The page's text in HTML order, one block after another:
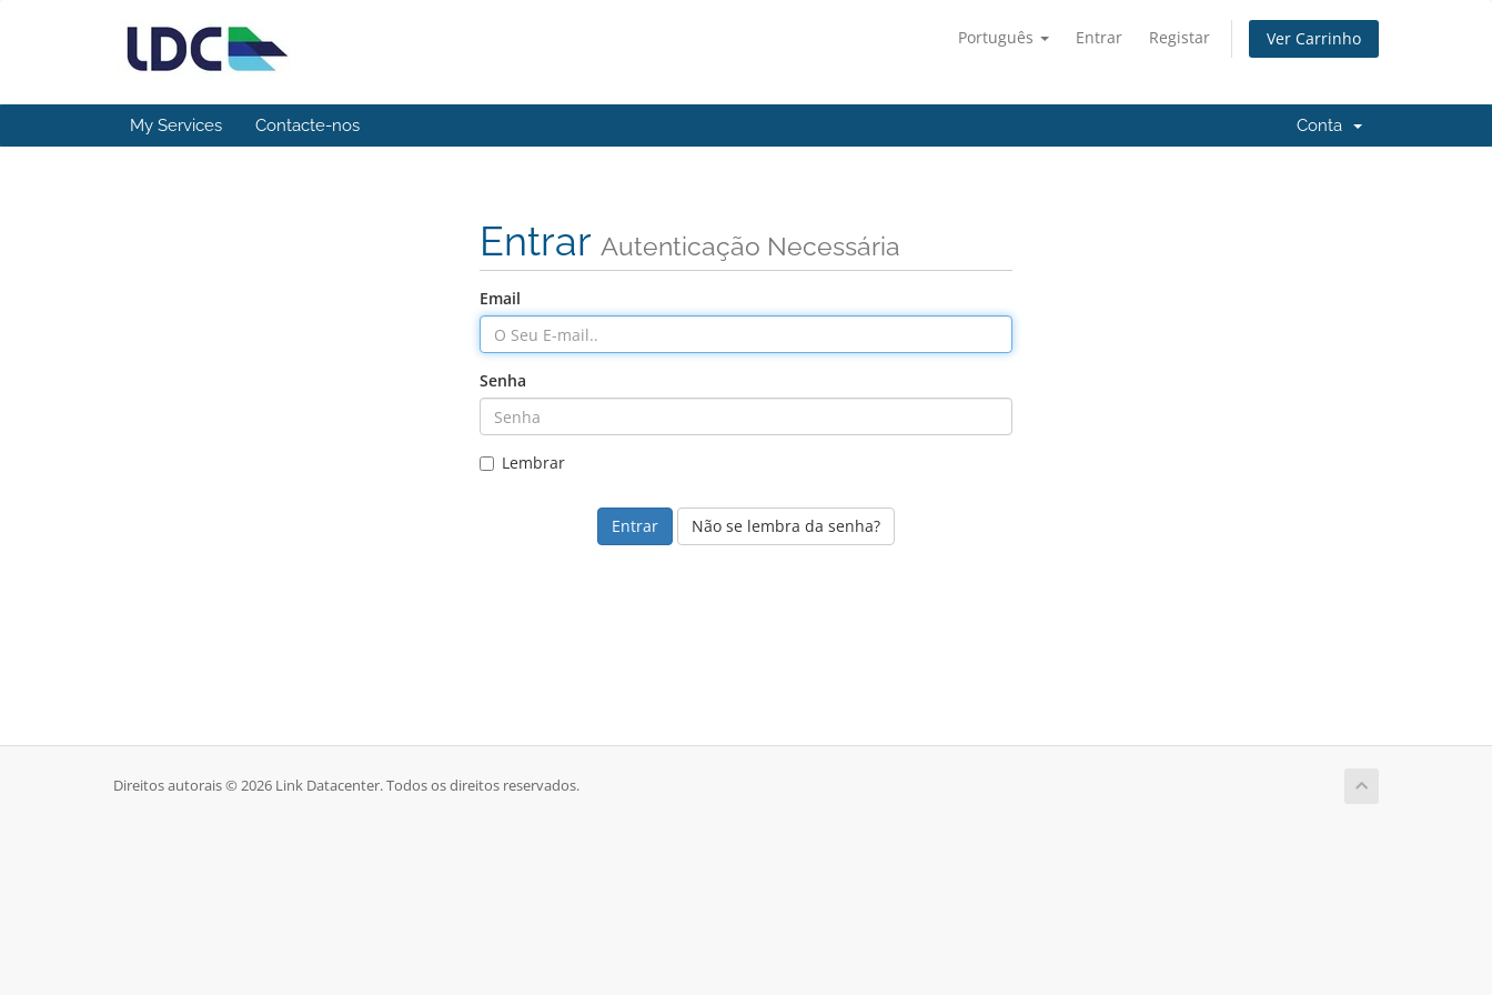
Português Entrar Registar Ver Carrinho
My Services Contacte-nos Conta
Entrar Autenticação Necessária
Email
Senha
Lembrar
Não se lembra da senha?
Direitos autorais © 2026 Link Datacenter. Todos os direitos reservados.